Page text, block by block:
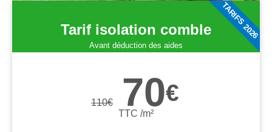
Tarif isolation comble
Avant déduction des aides
110€ 70€
TTC /m²
TARIFS 2026